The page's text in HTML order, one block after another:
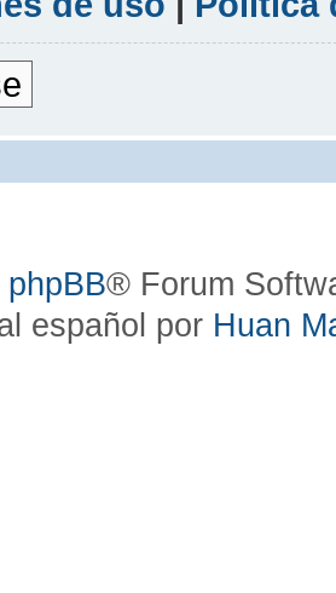
phpBB® Forum
español por Huan